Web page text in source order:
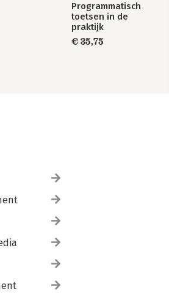
Programmatisch
toetsen in de
praktijk
€ 35,75